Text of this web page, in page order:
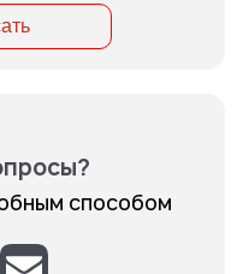
способом